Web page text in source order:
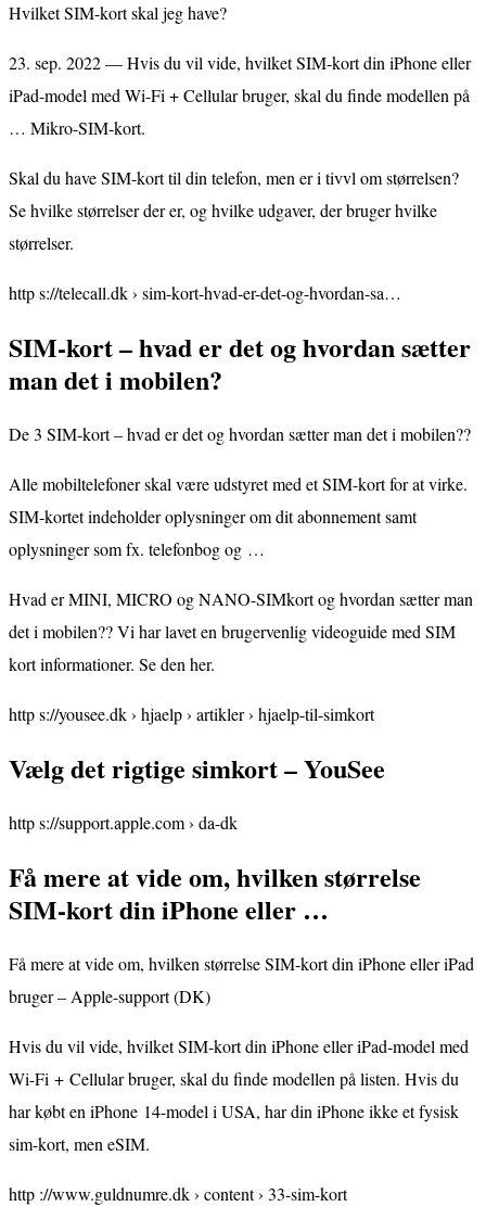
Hvilket SIM-kort skal jeg have?
23. sep. 2022 — Hvis du vil vide, hvilket SIM-kort din iPhone eller
iPad-model med Wi-Fi + Cellular bruger, skal du finde modellen på
… Mikro-SIM-kort.
Skal du have SIM-kort til din telefon, men er i tivvl om størrelsen?
Se hvilke størrelser der er, og hvilke udgaver, der bruger hvilke
størrelser.
http s://telecall.dk › sim-kort-hvad-er-det-og-hvordan-sa…
SIM-kort – hvad er det og hvordan sætter
man det i mobilen?
De 3 SIM-kort – hvad er det og hvordan sætter man det i mobilen??
Alle mobiltelefoner skal være udstyret med et SIM-kort for at virke .
SIM-kortet indeholder oplysninger om dit abonnement samt
oplysninger som fx. telefonbog og …
Hvad er MINI, MICRO og NANO-SIMkort og hvordan sætter man
det i mobilen?? Vi har lavet en brugervenlig videoguide med SIM
kort informationer. Se den her.
http s://yousee.dk › hjaelp › artikler › hjaelp-til-simkort
Vælg det rigtige simkort – YouSee
http s://support.apple.com › da-dk
Få mere at vide om, hvilken størrelse
SIM-kort din iPhone eller …
Få mere at vide om, hvilken størrelse SIM-kort din iPhone eller iPad
bruger – Apple-support (DK)
Hvis du vil vide, hvilket SIM-kort din iPhone eller iPad-model med
Wi-Fi + Cellular bruger, skal du finde modellen på listen. Hvis du
har købt en iPhone 14-model i USA, har din iPhone ikke et fysisk
sim-kort, men eSIM.
http ://www.guldnumre.dk › content › 33-sim-kort